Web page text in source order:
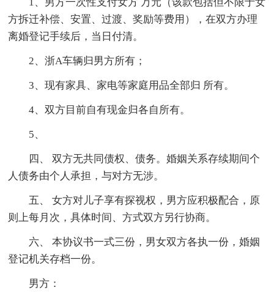
方拆迁补偿、安置、过渡、奖励等费用），在双方办理
离婚登记手续后，当日付清。
2、浙A车辆归男方所有；
3、现有家具、家电等家庭用品全部归 所有。
4、双方目前自有现金归各自所有。
5、
四、 双方无共同债权、债务。婚姻关系存续期间个
人债务由个人承担，与对方无涉。
五、 女方对儿子享有探视权，男方应积极配合，原
则上每月次，具体时间、方式双方另行协商。
六、 本协议书一式三份，男女双方各执一份，婚姻
登记机关存档一份。
男方：